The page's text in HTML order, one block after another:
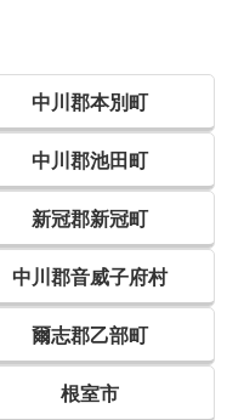
中川郡本別町
中川郡池田町
新冠郡新冠町
中川郡音威子府村
爾志郡乙部町
根室市